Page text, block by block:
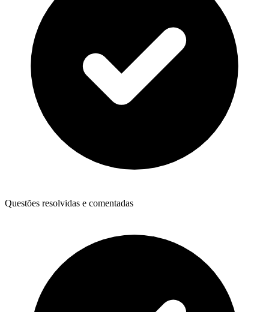
Questões resolvidas e comentadas